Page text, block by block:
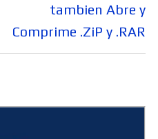
tambien Abre y
Comprime .ZiP y .RAR